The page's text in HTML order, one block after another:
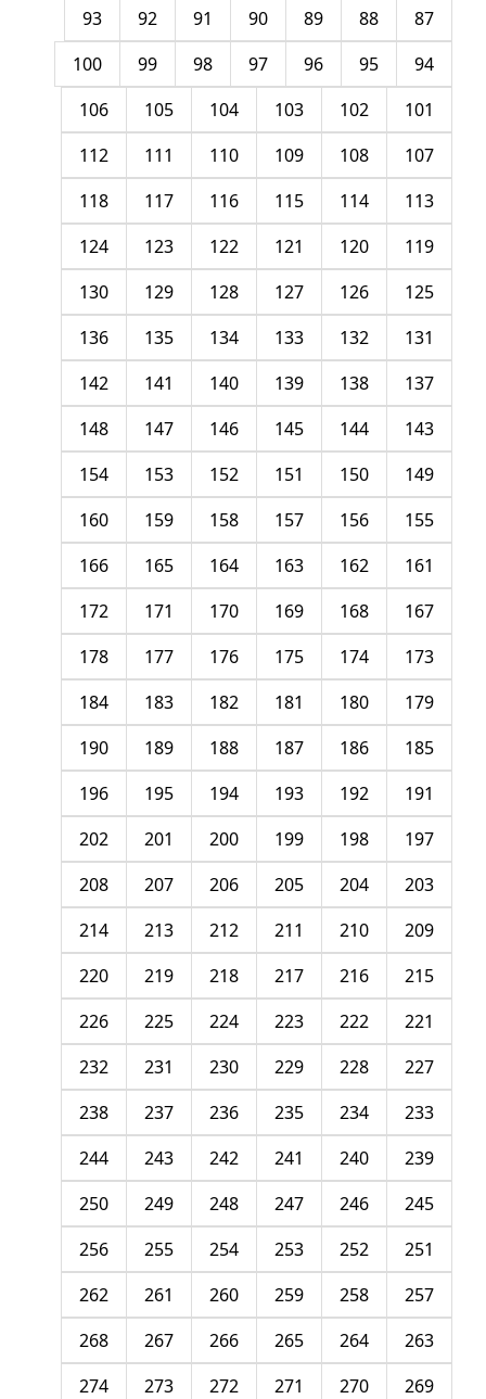
87
88
89
90
91
92
93
94
95
96
97
98
99
100
101
102
103
104
105
106
107
108
109
110
111
112
113
114
115
116
117
118
119
120
121
122
123
124
125
126
127
128
129
130
131
132
133
134
135
136
137
138
139
140
141
142
143
144
145
146
147
148
149
150
151
152
153
154
155
156
157
158
159
160
161
162
163
164
165
166
167
168
169
170
171
172
173
174
175
176
177
178
179
180
181
182
183
184
185
186
187
188
189
190
191
192
193
194
195
196
197
198
199
200
201
202
203
204
205
206
207
208
209
210
211
212
213
214
215
216
217
218
219
220
221
222
223
224
225
226
227
228
229
230
231
232
233
234
235
236
237
238
239
240
241
242
243
244
245
246
247
248
249
250
251
252
253
254
255
256
257
258
259
260
261
262
263
264
265
266
267
268
269
270
271
272
273
274